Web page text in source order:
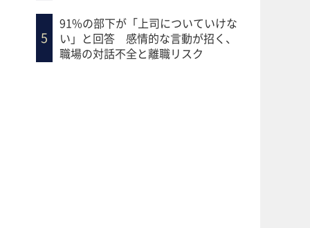
91%の部下が「上司についていけな
い」と回答 感情的な言動が招く、
職場の対話不全と離職リスク